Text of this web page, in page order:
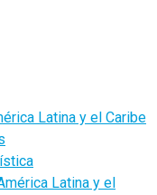
Latina y el Caribe
Latina y el